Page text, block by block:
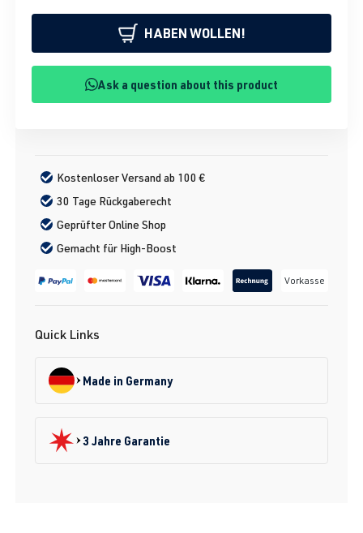
HABEN WOLLEN!
Ask a question about this product
Kostenloser Versand ab 100 €
30 Tage Rückgaberecht
Geprüfter Online Shop
Gemacht für High-Boost
Vorkasse
Quick Links
Made in Germany
3 Jahre Garantie